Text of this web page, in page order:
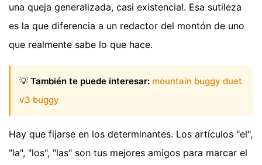
una queja generalizada, casi existencial. Esa sutileza
es la que diferencia a un redactor del montón de uno
que realmente sabe lo que hace.
💡 También te puede interesar: mountain buggy duet
v3 buggy
Hay que fijarse en los determinantes. Los artículos "el",
"la", "los", "las" son tus mejores amigos para marcar el